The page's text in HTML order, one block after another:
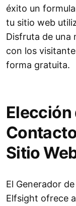
éxito un
tu sitio web
Disfruta de una
con los
forma gratuita.
Elección
Sitio
El Generador
Elfsight ofrece